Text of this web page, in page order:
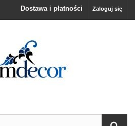
Zaloguj się
Dostawa i płatności